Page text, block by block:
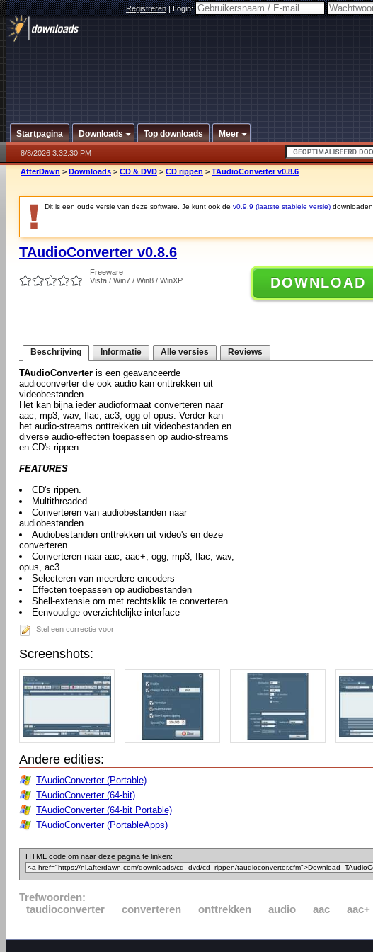
Registreren|Login:
Startpagina Downloads Top downloads Meer
8/8/2026 3:32:30 PM
AfterDawn > Downloads > CD & DVD > CD rippen > TAudioConverter v0.8.6
Dit is een oude versie van deze software. Je kunt ook de v0.9.9 (laatste stabiele versie) downloaden.
TAudioConverter v0.8.6
Freeware
Vista / Win7 / Win8 / WinXP
DOWNLOAD
Beschrijving Informatie Alle versies Reviews
TAudioConverter is een geavanceerde
audioconverter die ook audio kan onttrekken uit
videobestanden.
Het kan bijna ieder audioformaat converteren naar
aac, mp3, wav, flac, ac3, ogg of opus. Verder kan
het audio-streams onttrekken uit videobestanden en
diverse audio-effecten toepassen op audio-streams
en CD's rippen.
FEATURES
CD's rippen.
Multithreaded
Converteren van audiobestanden naar
audiobestanden
Audiobestanden onttrekken uit video's en deze
converteren
Converteren naar aac, aac+, ogg, mp3, flac, wav,
opus, ac3
Selecteren van meerdere encoders
Effecten toepassen op audiobestanden
Shell-extensie om met rechtsklik te converteren
Eenvoudige overzichtelijke interface
Stel een correctie voor
Screenshots:
Andere edities:
TAudioConverter (Portable)
TAudioConverter (64-bit)
TAudioConverter (64-bit Portable)
TAudioConverter (PortableApps)
HTML code om naar deze pagina te linken:
Trefwoorden:
taudioconverter
converteren onttrekken audio aac aac+